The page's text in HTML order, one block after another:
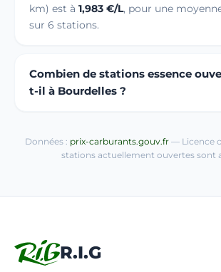
km) est à 1,983 €/L, pour une
sur 6 stations.
Combien de stations essence
t-il à Bourdelles ?
Données : prix-carburants.gouv.fr— Licence
stations actuellement ouvertes sont
R.I.G